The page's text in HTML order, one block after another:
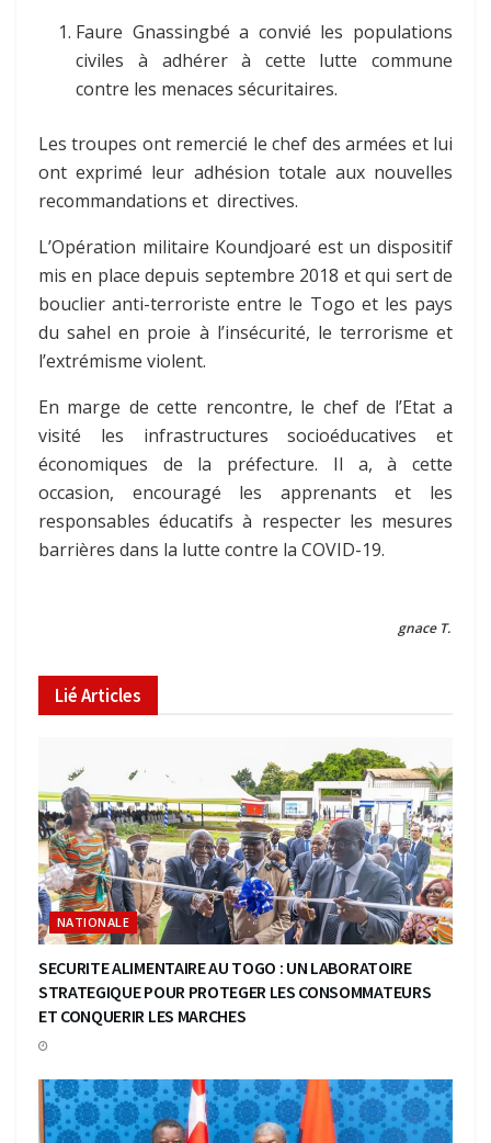
Faure Gnassingbé a convié les populations
civiles à adhérer à cette lutte commune
contre les menaces sécuritaires.
Les troupes ont remercié le chef des armées et lui
ont exprimé leur adhésion totale aux nouvelles
recommandations et directives.
L’Opération militaire Koundjoaré est un dispositif
mis en place depuis septembre 2018 et qui sert de
bouclier anti-terroriste entre le Togo et les pays
du sahel en proie à l’insécurité, le terrorisme et
l’extrémisme violent.
En marge de cette rencontre, le chef de l’Etat a
visité les infrastructures socioéducatives et
économiques de la préfecture. Il a, à cette
occasion, encouragé les apprenants et les
responsables éducatifs à respecter les mesures
barrières dans la lutte contre la COVID-19.
gnace T.
LiéArticles
NATIONALE
SECURITE ALIMENTAIRE AU TOGO : UN LABORATOIRE
STRATEGIQUE POUR PROTEGER LES CONSOMMATEURS
ET CONQUERIR LES MARCHES